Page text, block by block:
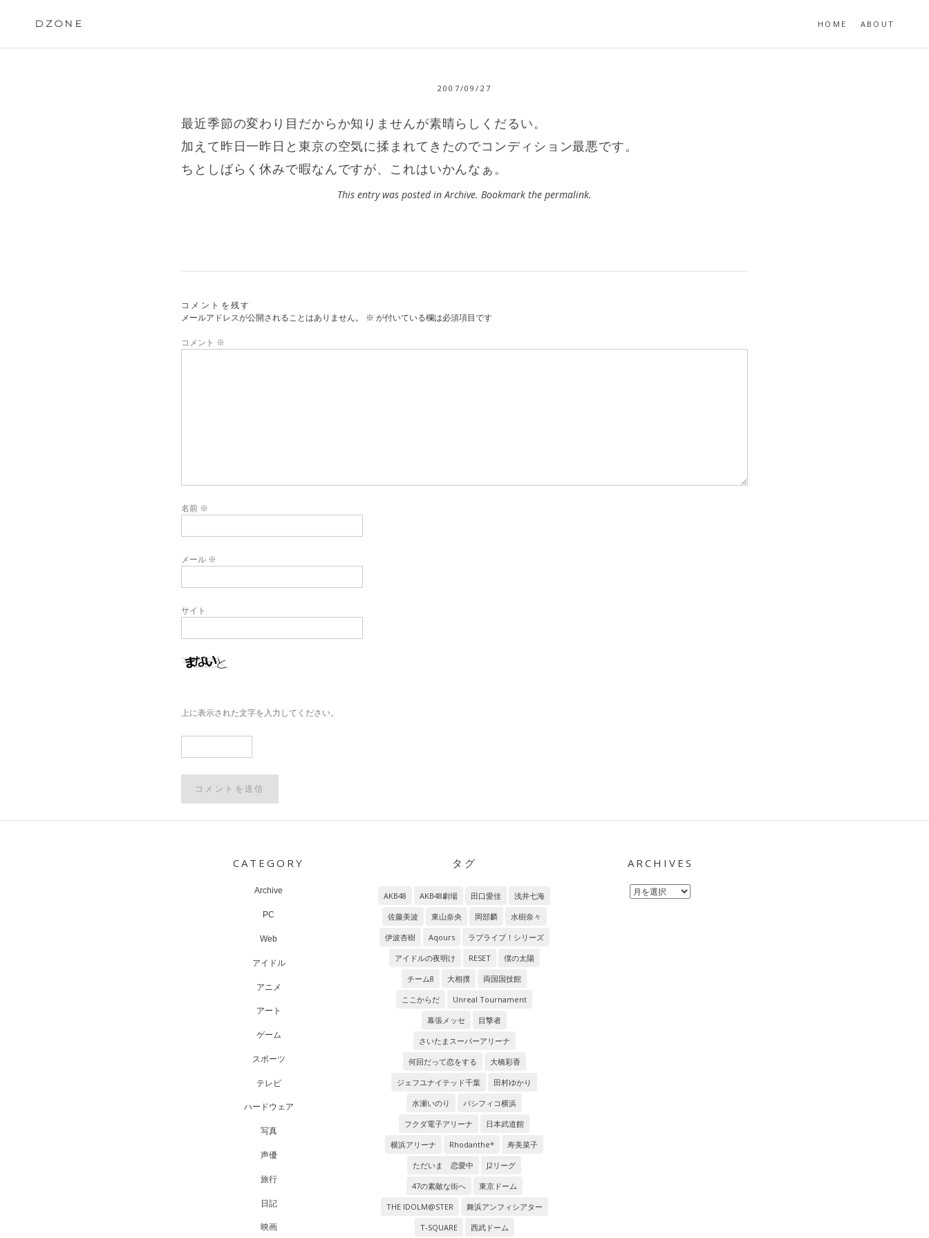
DZONE HOME ABOUT
2007/09/27
最近季節の変わり目だからか知りませんが素晴らしくだるい。
加えて昨日一昨日と東京の空気に揉まれてきたのでコンディション最悪です。
ちとしばらく休みで暇なんですが、これはいかんなぁ。
This entry was posted inArchive. Bookmark the permalink.
コメントを残す
メールアドレスが公開されることはありません。
※ が付いている欄は必須項目です
コメント ※
名前 ※
メール ※
サイト
上に表示された文字を入力してください。
CATEGORY
Archive
PC
Web
アイドル
アニメ
アート
ゲーム
スポーツ
テレビ
ハードウェア
写真
声優
旅行
日記
映画
タグ
AKB48 AKB48劇場 田口愛佳
浅井七海
佐藤美波
東山奈央 岡部麟
水樹奈々
伊波杏樹
Aqours
ラブライブ！シリーズ
アイドルの夜明け
RESET
僕の太陽
チーム8
大相撲
両国国技館
ここからだ
Unreal Tournament
幕張メッセ
目撃者
さいたまスーパーアリーナ
何回だって恋をする
大橋彩香
ジェフユナイテッド千葉
田村ゆかり
水瀬いのり
パシフィコ横浜
フクダ電子アリーナ
日本武道館
横浜アリーナ
Rhodanthe*
寿美菜子
ただいま 恋愛中
J2リーグ
47の素敵な街へ
東京ドーム
THE IDOLM@STER
舞浜アンフィシアター
T-SQUARE
西武ドーム
ARCHIVES
Archives